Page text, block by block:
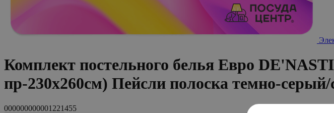
Комплект постельного белья Евро
пр-230x260см) Пейсли полоска темно-
000000000001221455